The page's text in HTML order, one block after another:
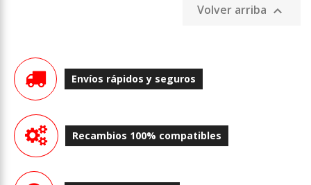
Volver arriba 
Envíos rápidos y seguros
Recambios 100% compatibles